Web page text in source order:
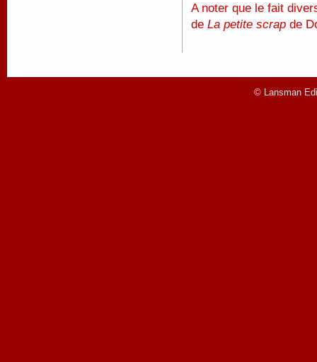
A noter que le fait
de La petite scrap de
© Lansman